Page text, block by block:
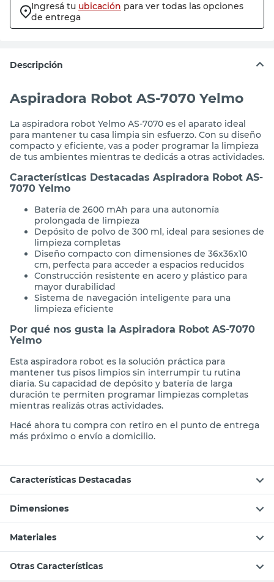
Ingresá tu ubicación para ver todas las opciones
de entrega
Descripción
Aspiradora Robot AS-7070 Yelmo
La aspiradora robot Yelmo AS-7070 es el aparato ideal
para mantener tu casa limpia sin esfuerzo. Con su diseño
compacto y eficiente, vas a poder programar la limpieza
de tus ambientes mientras te dedicás a otras actividades.
Características Destacadas Aspiradora Robot AS-
7070 Yelmo
Batería de 2600 mAh para una autonomía
prolongada de limpieza
Depósito de polvo de 300 ml, ideal para sesiones de
limpieza completas
Diseño compacto con dimensiones de 36x36x10
cm, perfecta para acceder a espacios reducidos
Construcción resistente en acero y plástico para
mayor durabilidad
Sistema de navegación inteligente para una
limpieza eficiente
Por qué nos gusta la Aspiradora Robot AS-7070
Yelmo
Esta aspiradora robot es la solución práctica para
mantener tus pisos limpios sin interrumpir tu rutina
diaria. Su capacidad de depósito y batería de larga
duración te permiten programar limpiezas completas
mientras realizás otras actividades.
Hacé ahora tu compra con retiro en el punto de entrega
más próximo o envío a domicilio.
Características Destacadas
Dimensiones
Materiales
Otras Características